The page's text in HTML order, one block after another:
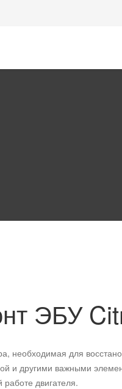
ЭБУ
необходимая для
и другими важными
двигателя.